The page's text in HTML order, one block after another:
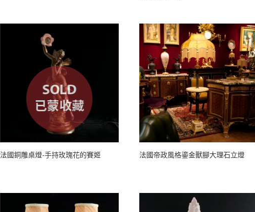
法國銅雕桌燈-手持玫瑰花的賽姬 法國帝政風格鎏金獸腳大理石立燈